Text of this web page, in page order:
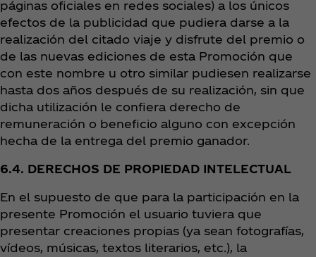
páginas oficiales en redes sociales) a los únicos
efectos de la publicidad que pudiera darse a la
realización del citado viaje y disfrute del premio o
de las nuevas ediciones de esta Promoción que
con este nombre u otro similar pudiesen realizarse
hasta dos años después de su realización, sin que
dicha utilización le confiera derecho de
remuneración o beneficio alguno con excepción
hecha de la entrega del premio ganador.
6.4. DERECHOS DE PROPIEDAD INTELECTUAL
En el supuesto de que para la participación en la
presente Promoción el usuario tuviera que
presentar creaciones propias (ya sean fotografías,
vídeos, músicas, textos literarios, etc.), la